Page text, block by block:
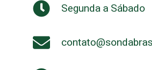
Segunda a Sábado